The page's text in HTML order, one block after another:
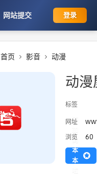
网站提交 登录
首页 影音 动漫
动漫
标签
网址
浏览 60
添
到
本
本